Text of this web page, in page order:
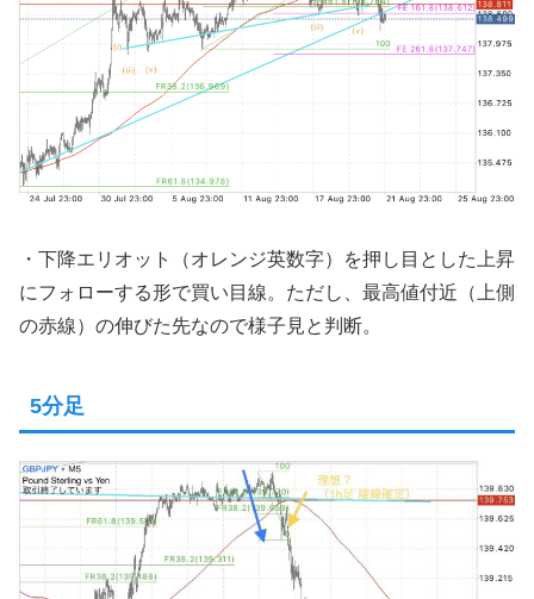
・下降エリオット（オレンジ英数字）を押し目とした上昇
にフォローする形で買い目線。ただし、最高値付近（上側
の赤線）の伸びた先なので様子見と判断。
5分足